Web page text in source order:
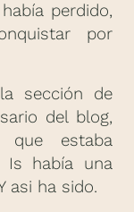
perdido,
por
sección de
del blog,
estaba
Is había una
asi ha sido.